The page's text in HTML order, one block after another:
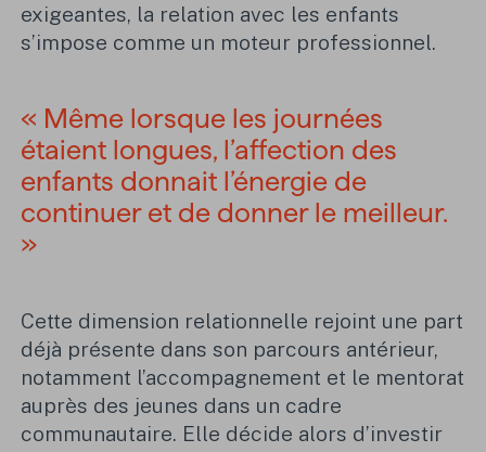
exigeantes, la relation avec les enfants
s’impose comme un moteur professionnel.
« Même lorsque les journées
étaient longues, l’affection des
enfants donnait l’énergie de
continuer et de donner le meilleur.
»
Cette dimension relationnelle rejoint une part
déjà présente dans son parcours antérieur,
notamment l’accompagnement et le mentorat
auprès des jeunes dans un cadre
communautaire. Elle décide alors d’investir